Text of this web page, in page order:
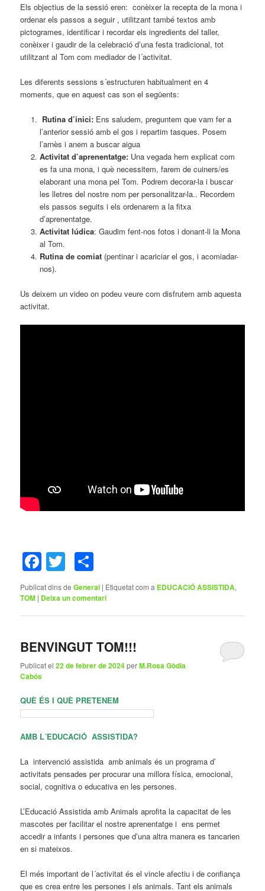
Els objectius de la sessió eren: conèixer la recepta de la mona i
ordenar els passos a seguir , utilitzant també textos amb
pictogrames, identificar i recordar els ingredients del taller,
conèixer i gaudir de la celebració d’una festa tradicional, tot
utilitzant al Tom com mediador de l´activitat.
Les diferents sessions s´estructuren habitualment en 4
moments, que en aquest cas son el següents:
Rutina d’inici:Ens saludem, preguntem que vam fer a
l’anterior sessió amb el gos i repartim tasques. Posem
l’arnès i anem a buscar aigua
Activitat d’aprenentatge: Una vegada hem explicat com
es fa una mona, i què necessitem, farem de cuiners/es
elaborant una mona pel Tom. Podrem decorar-la i buscar
les lletres del nostre nom per personalitzar-la.. Recordem
els passos seguits i els ordenarem a la fitxa
d’aprenentatge.
Activitat lúdica: Gaudim fent-nos fotos i donant-li la Mona
al Tom.
Rutina de comiat(pentinar i acariciar el gos, i acomiadar-
nos).
Us deixem un video on podeu veure com disfrutem amb aquesta
activitat.
Facebook
Twitter
Publicat dins de General | Etiquetat com a EDUCACIÓ ASSISTIDA,
TOM | Deixa un comentari
BENVINGUT TOM!!!
Publicat el22 de febrer de 2024perM.Rosa Gòdia
Cabós
QUÈ ÉS I QUÈ PRETENEM
AMB L´EDUCACIÓ ASSISTIDA?
La intervenció assistida amb animals és un programa d’
activitats pensades per procurar una millora física, emocional,
social, cognitiva o educativa en les persones.
L’Educació Assistida amb Animals aprofita la capacitat de les
mascotes per facilitar el nostre aprenentatge i ens permet
accedir a infants i persones que d’una altra manera es tancarien
en si mateixos.
El més important de l´activitat és el vincle afectiu i de confiança
que es crea entre les persones i els animals. Tant els animals